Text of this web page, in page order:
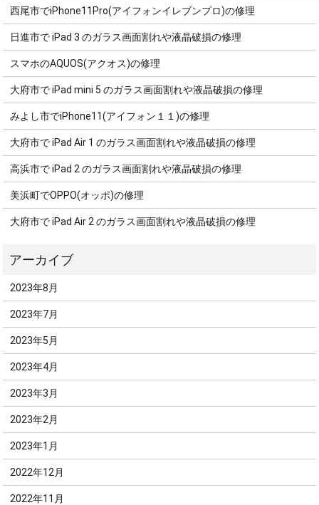
西尾市でiPhone11Pro(アイフォンイレブンプロ)の修理
日進市で iPad 3 のガラス画面割れや液晶破損の修理
スマホのAQUOS(アクオス)の修理
大府市で iPad mini 5 のガラス画面割れや液晶破損の修理
みよし市でiPhone11(アイフォン１１)の修理
大府市で iPad Air 1 のガラス画面割れや液晶破損の修理
高浜市で iPad 2 のガラス画面割れや液晶破損の修理
美浜町でOPPO(オッポ)の修理
大府市で iPad Air 2 のガラス画面割れや液晶破損の修理
2023年8月
2023年7月
2023年5月
2023年4月
2023年3月
2023年2月
2023年1月
2022年12月
2022年11月